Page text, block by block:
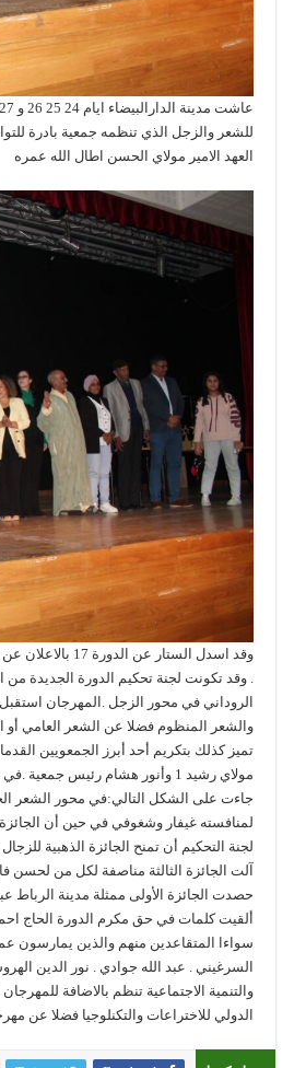
للشعر والزجل الذي تنظمه جمعية بادرة
العهد الامير مولاي الحسن اطال الله عمره
وقد اسدل
. وقد تكونت لجنة تحكيم الدورة الجديدة
الروداني في محور الزجل .المهرجان
والشعر المنظوم فضلا عن الشعر العامي أو
تميز كذلك بتكريم أحد أبرز الجمعويين
مولاي رشيد 1 وأنور هشام رئيس
جاءت على الشكل التالي:في محور الشعر
لمنافسته غيفار وشغوفي في حين أن
لجنة التحكيم أن تمنح الجائزة الذهبية
آلت الجائزة الثالثة مناصفة لكل من
حصدت الجائزة الأولى ممثلة مدينة الرباط
ألقيت كلمات في حق مكرم الدورة الحاج
سواءا المتقاعدين منهم والذين يمارسون
السرغيني . عبد الله جوادي . نور الدين
والتنمية الاجتماعية تنظم بالاضافة
الدولي للاختراعات والتكنلوجيا فضلا عن